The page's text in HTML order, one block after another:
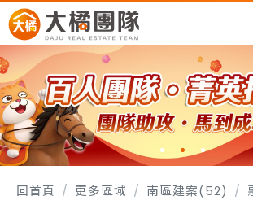
回首頁 更多區域 南區建案(52)